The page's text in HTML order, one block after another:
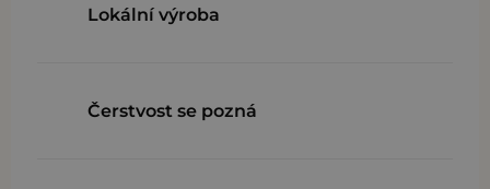
Lokální výroba
Čerstvost se pozná